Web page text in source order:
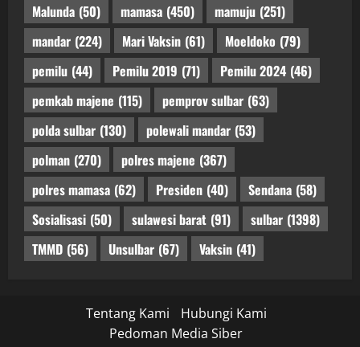
Malunda (50) mamasa (450) mamuju (251)
mandar (224) Mari Vaksin (61) Moeldoko (79)
pemilu (44) Pemilu 2019 (71) Pemilu 2024 (46)
pemkab majene (115) pemprov sulbar (63)
polda sulbar (130) polewali mandar (53)
polman (270) polres majene (367)
polres mamasa (62) Presiden (40) Sendana (58)
Sosialisasi (50) sulawesi barat (91) sulbar (1398)
TMMD (56) Unsulbar (67) Vaksin (41)
Tentang Kami
Hubungi Kami
Pedoman Media Siber